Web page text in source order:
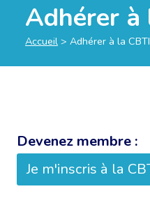
Adhérer à
Accueil > Adhérer à la CBTI
Devenez membre :
Je m'inscris à la